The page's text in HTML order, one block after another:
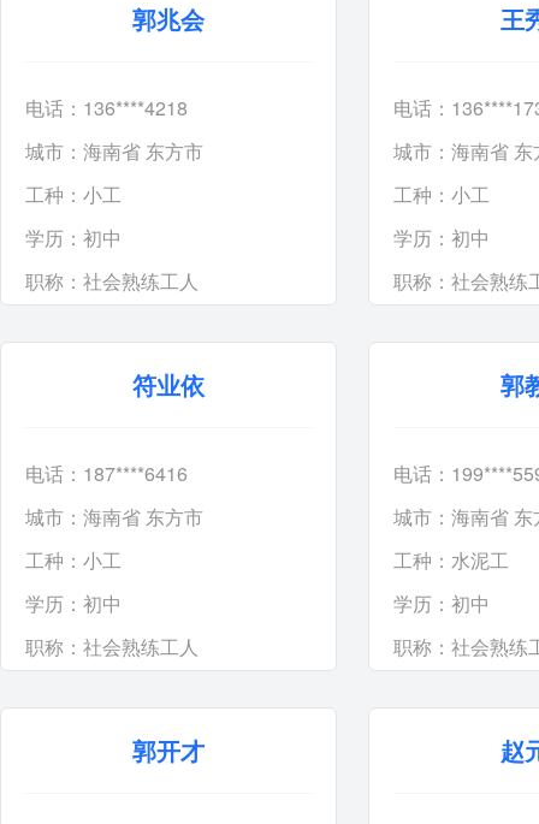
郭兆会
电话：136****4218
城市：海南省 东方市
工种： 小工
学历： 初中
职称： 社会熟练工人
王
电话：
城市：海南省 东
工种： 小工
学历： 初中
职称： 社会熟练
符业依
电话：187****6416
城市：海南省 东方市
工种： 小工
学历： 初中
职称： 社会熟练工人
郭
电话：
城市：海南省 东
工种： 水泥工
学历： 初中
职称： 社会熟练
郭开才 赵